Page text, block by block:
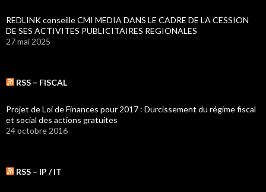
REDLINK conseille CMI MEDIA DANS LE CADRE DE LA CESSION
DE SES ACTIVITES PUBLICITAIRES REGIONALES
27 mai 2025
RSS – FISCAL
Projet de Loi de Finances pour 2017 : Durcissement du régime fiscal
et social des actions gratuites
24 octobre 2016
RSS – IP / IT